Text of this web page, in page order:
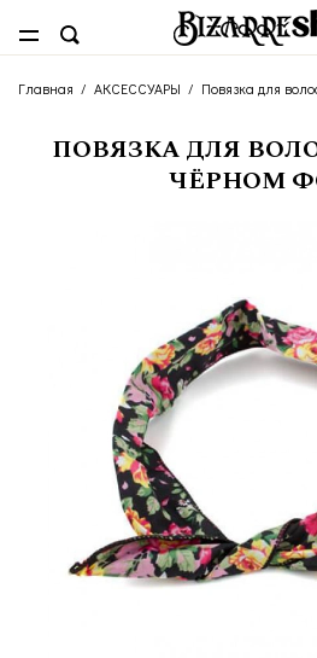
Главная / АКСЕССУАРЫ / Повязка для
ПОВЯЗКА ДЛЯ
ЧЁРНОМ